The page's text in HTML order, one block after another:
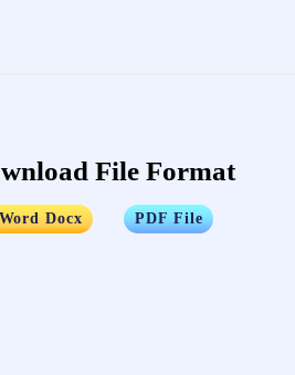
File Format
Word Docx ….. PDF File